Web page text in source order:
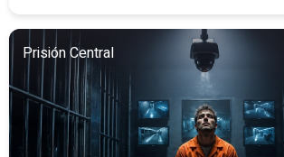
Prisión Central